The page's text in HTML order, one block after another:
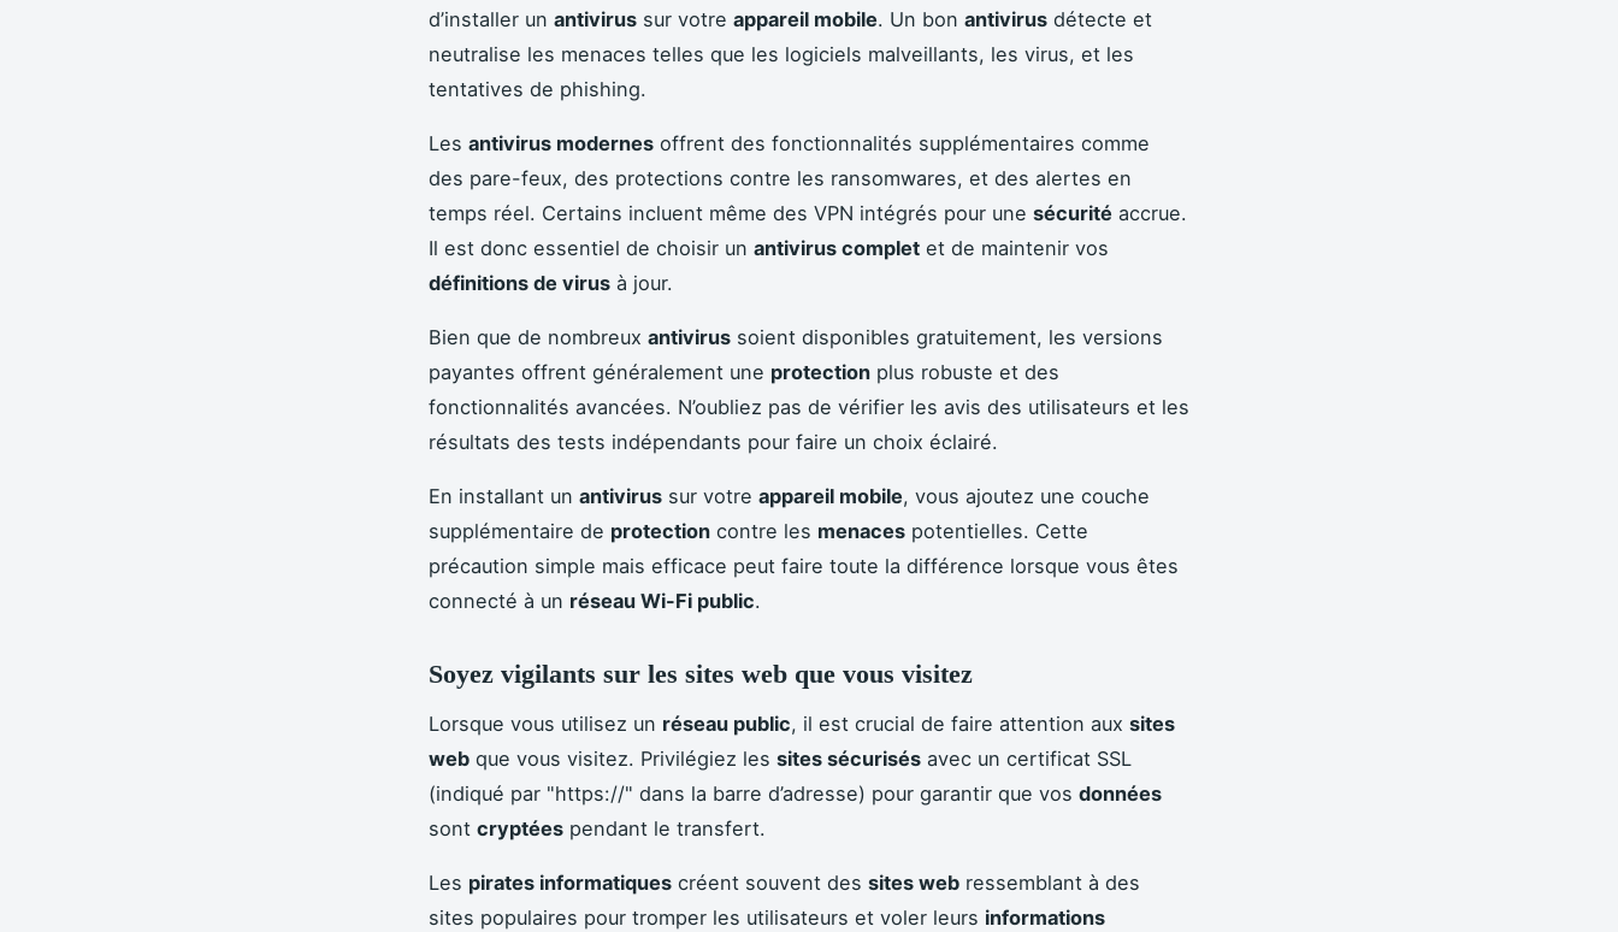
d’installer un antivirus sur votre appareil mobile. Un bon antivirus détecte et
neutralise les menaces telles que les logiciels malveillants, les virus, et les
tentatives de phishing.
Les antivirus modernes offrent des fonctionnalités supplémentaires comme
des pare-feux, des protections contre les ransomwares, et des alertes en
temps réel. Certains incluent même des VPN intégrés pour une sécurité accrue.
Il est donc essentiel de choisir un antivirus complet et de maintenir vos
définitions de virus à jour.
Bien que de nombreux antivirus soient disponibles gratuitement, les versions
payantes offrent généralement une protection plus robuste et des
fonctionnalités avancées. N’oubliez pas de vérifier les avis des utilisateurs et les
résultats des tests indépendants pour faire un choix éclairé.
En installant un antivirus sur votre appareil mobile, vous ajoutez une couche
supplémentaire de protection contre les menaces potentielles. Cette
précaution simple mais efficace peut faire toute la différence lorsque vous êtes
connecté à un réseau Wi-Fi public.
Soyez vigilants sur les sites web que vous visitez
Lorsque vous utilisez un réseau public, il est crucial de faire attention aux sites
web que vous visitez. Privilégiez les sites sécurisés avec un certificat SSL
(indiqué par "https://" dans la barre d’adresse) pour garantir que vos données
sont cryptées pendant le transfert.
Les pirates informatiques créent souvent des sites web ressemblant à des
sites populaires pour tromper les utilisateurs et voler leurs informations